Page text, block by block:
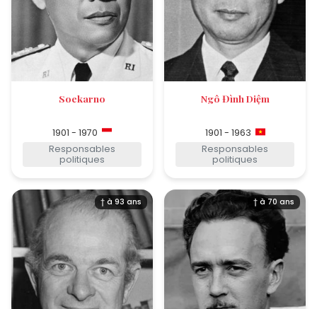
Soekarno
1901 - 1970
Responsables
politiques
Ngô Đình Diệm
1901 - 1963
Responsables
politiques
† à 93 ans † à 70 ans